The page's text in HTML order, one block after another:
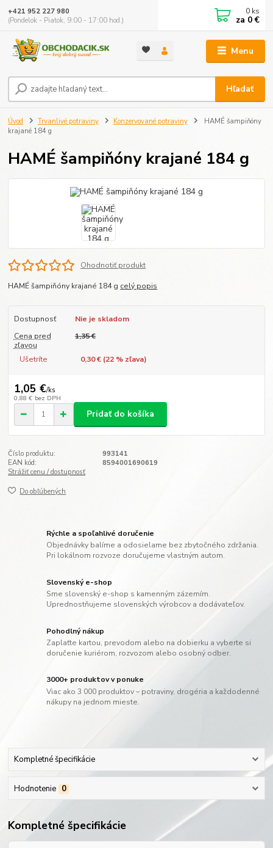
Menu
Hľadať
+421 952 227 980
(Pondelok - Piatok, 9:00 - 17:00 hod.)
0 ks
za 0 €
Úvod Trvanlivé potraviny Konzervované potraviny
HAMÉ šampiňóny
krajané 184 g
HAMÉ šampiňóny krajané 184 g
Ohodnotiť produkt
HAMÉ šampiňóny krajané 184 g celý popis
Dostupnosť
Nie je skladom
Cena pred
zľavou
1,35 €
Ušetríte 0,30 € (22% zľava)
1,05 €/ks
0,88 € bez DPH
Pridať do košíka
Číslo produktu:
993141
EAN kód:
8594001690619
Strážiť cenu / dostupnosť
Do obľúbených
Rýchle a spoľahlivé doručenie
Objednávky balíme a odosielame bez zbytočného zdržania.
Pri lokálnom rozvoze doručujeme vlastným autom.
Slovenský e-shop
Sme slovenský e-shop s kamenným zázemím.
Uprednostňujeme slovenských výrobcov a dodávateľov.
Pohodlný nákup
Zaplaťte kartou, prevodom alebo na dobierku a vyberte si
doručenie kuriérom, rozvozom alebo osobný odber.
3000+ produktov v ponuke
Viac ako 3 000 produktov – potraviny, drogéria a každodenné
nákupy na jednom mieste.
Kompletné špecifikácie
Hodnotenie 0
Kompletné špecifikácie